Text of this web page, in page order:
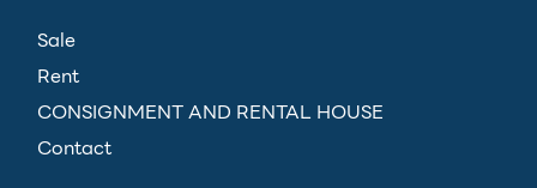
Sale
Rent
CONSIGNMENT AND RENTAL HOUSE
Contact